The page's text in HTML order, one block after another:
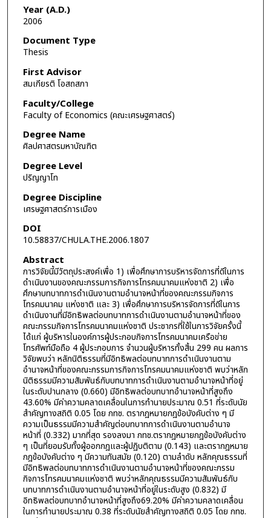
Year (A.D.)
2006
Document Type
Thesis
First Advisor
สมเกียรติ โอสถสภา
Faculty/College
Faculty of Economics (คณะเศรษฐศาสตร์)
Degree Name
ศิลปศาสตรมหาบัณฑิต
Degree Level
ปริญญาโท
Degree Discipline
เศรษฐศาสตร์การเมือง
DOI
10.58837/CHULA.THE.2006.1807
Abstract
การวิจัยนี้มีวัตถุประสงค์เพื่อ 1) เพื่อศึกษาการบริหารจัดการที่ดีในการ
ดำเนินงานของคณะกรรมการกิจการโทรคมนาคมแห่งชาติ 2) เพื่อ
ศึกษาบทบาทการดำเนินงานตามอำนาจหน้าที่ของคณะกรรมกิจการ
โทรคมนาคม แห่งชาติ และ 3) เพื่อศึกษาการบริหารจัดการที่ดีในการ
ดำเนินงานที่มีอิทธิพลต่อบทบาทการดำเนินงานตามอำนาจหน้าที่ของ
คณะกรรมกิจการโทรคมนาคมแห่งชาติ ประชากรที่ใช้ในการวิจัยครั้งนี้
ได้แก่ ผู้บริหารในองค์การผู้ประกอบกิจการโทรคมนาคมเครือข่าย
โทรศัพท์มือถือ 4 ผู้ประกอบการ จำนวนผู้บริหารทั้งสิ้น 299 คน ผลการ
วิจัยพบว่า หลักนิติธรรมที่มีอิทธิพลต่อบทบาทการดำเนินงานตาม
อำนาจหน้าที่ของคณะกรรมการกิจการโทรคมนาคมแห่งชาติ พบว่าหลัก
นิติธรรมมีความสัมพันธ์กับบทบาทการดำเนินงานตามอำนาจหน้าที่อยู่
ในระดับปานกลาง (0.660) มีอิทธิพลต่อบทบาทอำนาจหน้าที่สูงถึง
43.60% มีค่าความคลาดเคลื่อนในการทำนายประมาณ 0.51 ที่ระดับนัย
สำคัญทางสถิติ 0.05 โดย กทช. ตรากฎหมายกฎข้อบังคับต่าง ๆ มี
ความเป็นธรรมมีความสำคัญต่อบทบาทการดำเนินงานตามอำนาจ
หน้าที่ (0.332) มากที่สุด รองลงมา กทช.ตรากฎหมายกฎข้อบังคับต่าง
ๆ เป็นที่ยอมรับทั้งผู้ออกกฎและผู้ปฏิบติตาม (0.143) และตรากฎหมาย
กฎข้อบังคับต่าง ๆ มีความทันสมัย (0.120) ตามลำดับ หลักคุณธรรมที่
มีอิทธิพลต่อบทบาทการดำเนินงานตามอำนาจหน้าที่ของคณะกรรม
กิจการโทรคมนาคมแห่งชาติ พบว่าหลักคุณธรรมมีความสัมพันธ์กับ
บทบาทการดำเนินงานตามอำนาจหน้าที่อยู่ในระดับสูง (0.832) มี
อิทธิพลต่อบทบาทอำนาจหน้าที่สูงถึง69.20% มีค่าความคลาดเคลื่อน
ในการทำนายประมาณ 0.38 ที่ระดับนัยสำคัญทางสถิติ 0.05 โดย กทช.